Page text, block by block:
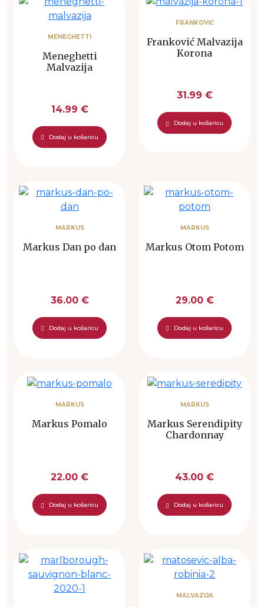
MENEGHETTI
Meneghetti
Malvazija
14.99 €
Dodaj u košaricu
FRANKOVIĆ
Franković Malvazija
Korona
31.99 €
Dodaj u košaricu
MARKUS
Markus Dan po dan
36.00 €
Dodaj u košaricu
MARKUS
Markus Otom Potom
29.00 €
Dodaj u košaricu
MARKUS
Markus Pomalo
22.00 €
Dodaj u košaricu
MARKUS
Markus Serendipity
Chardonnay
43.00 €
Dodaj u košaricu
MALVAZIJA